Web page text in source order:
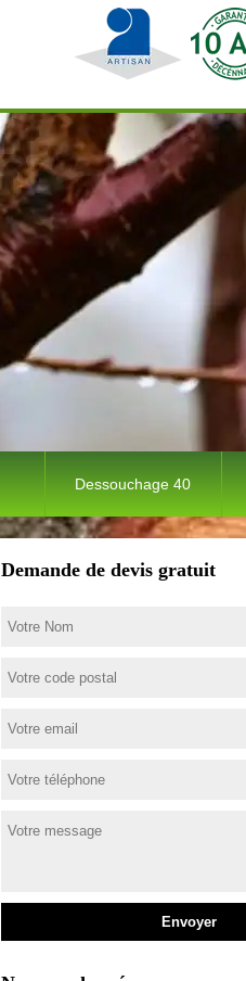
Dessouchage 40
Demande de devis gratuit